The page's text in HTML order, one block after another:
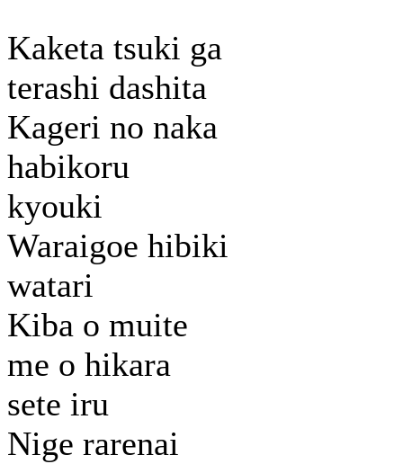
Kaketa tsuki ga
terashi dashita
Kageri no naka
habikoru
kyouki
Waraigoe hibiki
watari
Kiba o muite
me o hikara
sete iru
Nige rarenai